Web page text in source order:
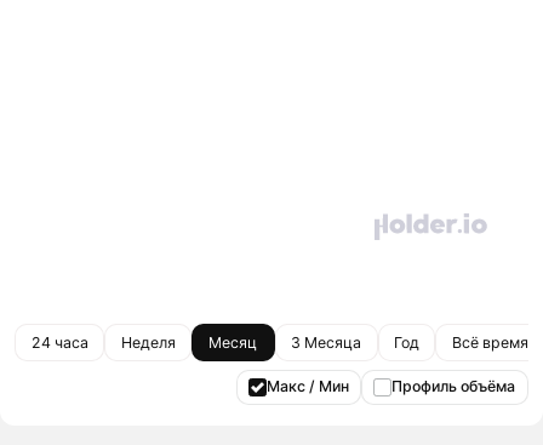
24 часа Неделя Месяц 3 Месяца Год Всё время
Макс / Мин Профиль объёма